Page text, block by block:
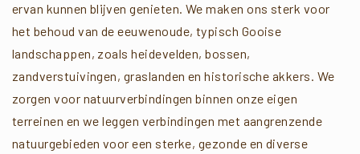
ervan kunnen blijven genieten. We maken ons sterk voor
het behoud van de eeuwenoude, typisch Gooise
landschappen, zoals heidevelden, bossen,
zandverstuivingen, graslanden en historische akkers. We
zorgen voor natuurverbindingen binnen onze eigen
terreinen en we leggen verbindingen met aangrenzende
natuurgebieden voor een sterke, gezonde en diverse